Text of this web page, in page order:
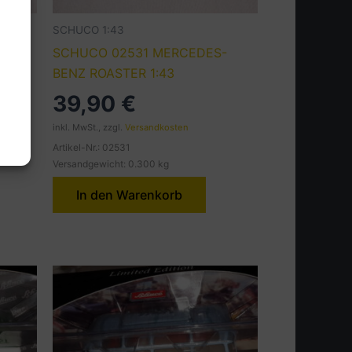
SCHUCO 1:43
SCHUCO 02531 MERCEDES-
BENZ ROASTER 1:43
39,90 €
inkl. MwSt., zzgl. Versandkosten
Artikel-Nr.: 02531
Versandgewicht: 0.300 kg
In den Warenkorb